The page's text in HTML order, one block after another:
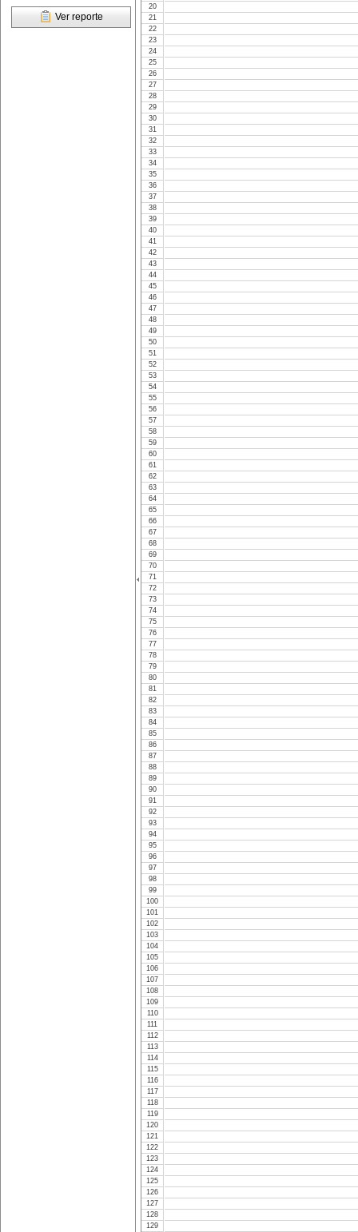
Ver reporte
20
21
22
23
24
25
26
27
28
29
30
31
32
33
34
35
36
37
38
39
40
41
42
43
44
45
46
47
48
49
50
51
52
53
54
55
56
57
58
59
60
61
62
63
64
65
66
67
68
69
70
71
72
73
74
75
76
77
78
79
80
81
82
83
84
85
86
87
88
89
90
91
92
93
94
95
96
97
98
99
100
101
102
103
104
105
106
107
108
109
110
111
112
113
114
115
116
117
118
119
120
121
122
123
124
125
126
127
128
129